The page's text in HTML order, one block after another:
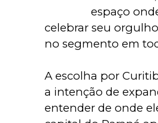
espaço
celebrar seu
no segmento em
A escolha por
a intenção de
entender de onde